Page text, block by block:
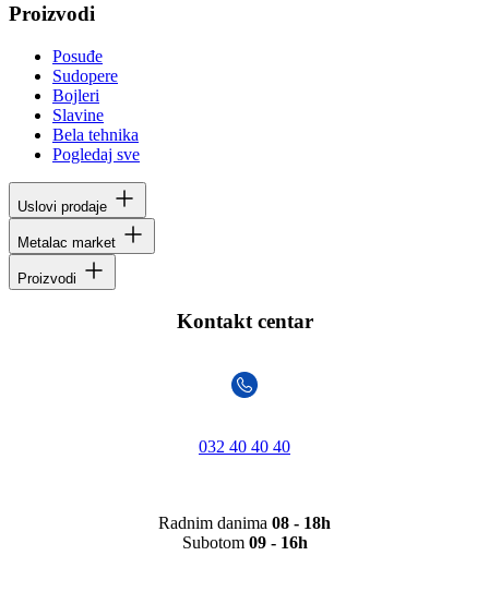
Proizvodi
Posuđe
Sudopere
Bojleri
Slavine
Bela tehnika
Pogledaj sve
Uslovi prodaje
Metalac market
Proizvodi
Kontakt centar
032 40 40 40
Radnim danima 08 - 18h
Subotom 09 - 16h